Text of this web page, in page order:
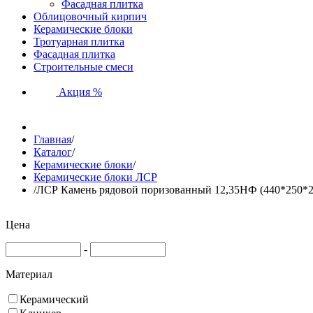
Фасадная плитка
Облицовочный кирпич
Керамические блоки
Тротуарная плитка
Фасадная плитка
Строительные смеси
Акция %
Главная/
Каталог/
Керамические блоки/
Керамические блоки ЛСР
/ЛСР Камень рядовой поризованный 12,35НФ
Цена
-
Материал
Керамический